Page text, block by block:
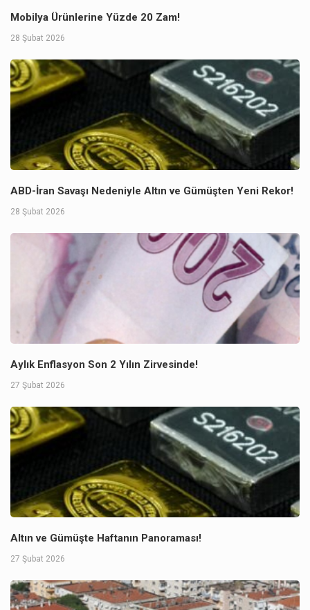
Mobilya Ürünlerine Yüzde 20 Zam!
28 Şubat 2026
ABD-İran Savaşı Nedeniyle Altın ve Gümüşten Yeni Rekor!
28 Şubat 2026
Aylık Enflasyon Son 2 Yılın Zirvesinde!
27 Şubat 2026
Altın ve Gümüşte Haftanın Panoraması!
27 Şubat 2026